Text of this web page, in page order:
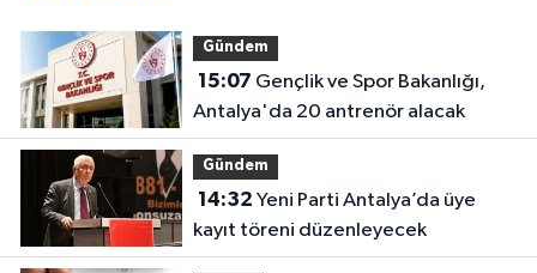
Gündem
15:07
Antalya'da 20 antrenör alacak
Gündem
14:32
kayıt töreni düzenleyecek